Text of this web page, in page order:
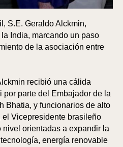
S.E. Geraldo Alckmin,
India, marcando un paso
de la asociación entre
recibió una cálida
parte del Embajador de la
Bhatia, y funcionarios de alto
el Vicepresidente brasileño
nivel orientadas a expandir la
energía renovable